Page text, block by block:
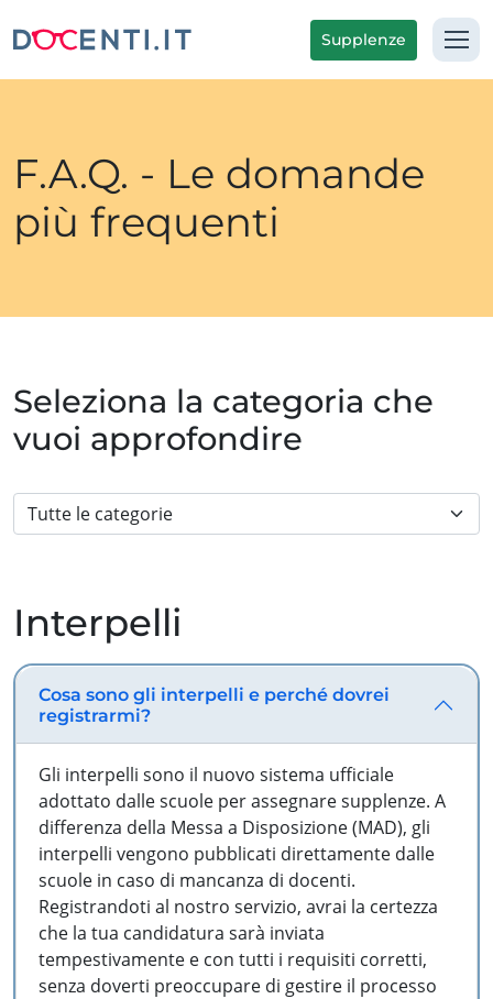
Supplenze
F.A.Q. - Le domande
più frequenti
Seleziona la categoria che
vuoi approfondire
Interpelli
Cosa sono gli interpelli e perché dovrei
registrarmi?
Gli interpelli sono il nuovo sistema ufficiale
adottato dalle scuole per assegnare supplenze. A
differenza della Messa a Disposizione (MAD), gli
interpelli vengono pubblicati direttamente dalle
scuole in caso di mancanza di docenti.
Registrandoti al nostro servizio, avrai la certezza
che la tua candidatura sarà inviata
tempestivamente e con tutti i requisiti corretti,
senza doverti preoccupare di gestire il processo